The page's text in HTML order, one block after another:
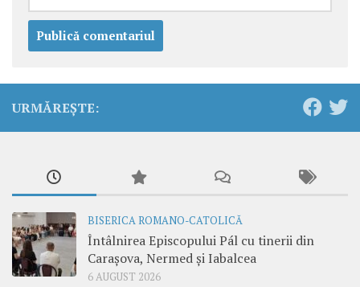
URMĂREȘTE:
BISERICA ROMANO-CATOLICĂ
Întâlnirea Episcopului Pál cu tinerii din
Carașova, Nermed și Iabalcea
6 AUGUST 2026